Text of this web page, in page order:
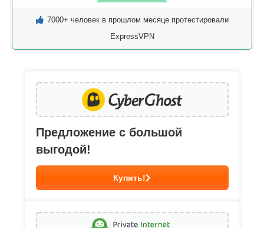
7000+ человек в прошлом месяце протестировали
ExpressVPN
Предложение с большой
выгодой!
Купить!